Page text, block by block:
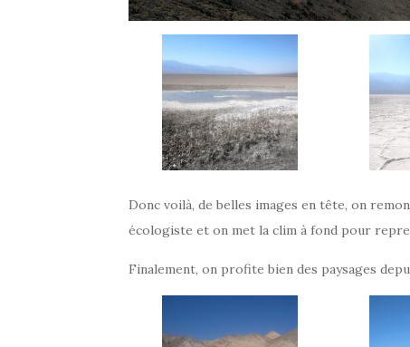
Donc voilà, de belles images en tête, on
écologiste et on met la clim à fond pour
Finalement, on profite bien des paysages